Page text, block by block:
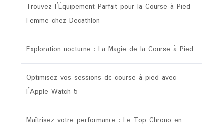
Trouvez l’Équipement Parfait pour la Course à Pied
Femme chez Decathlon
Exploration nocturne : La Magie de la Course à Pied
Optimisez vos sessions de course à pied avec
l’Apple Watch 5
Maîtrisez votre performance : Le Top Chrono en